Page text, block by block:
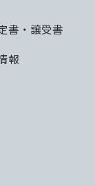
書・譲受書
報